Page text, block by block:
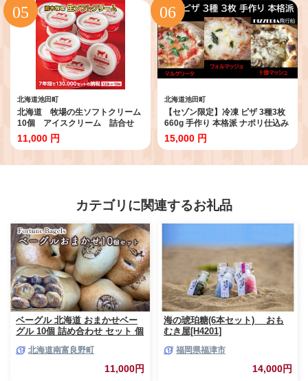
北海道池田町
北海道 牧場の生ソフトクリーム
10個 アイスクリーム 詰合せ
11,000 円
北海道池田町
【セゾン限定】冷凍 ピザ 3種3枚
660g 手作り 本格派 ナポリ仕込み
焼くだけ 北海道 PIZZERIA飛行船
冷凍ピザ 池田町
15,000 円
カテゴリに関連するお礼品
ベーグル 北海道 おまかせベー
グル 10個 詰め合わせ セット 個
酵母 天然酵母パン ナッツ チョ
コ チーズ レーズン いちじく ベ
ーコン ソーセージ キャラメル
北海道南富良野町
11,000円
海の琥珀糖(6本セット) おも
むき屋[H4201]
福岡県福津市
14,000円